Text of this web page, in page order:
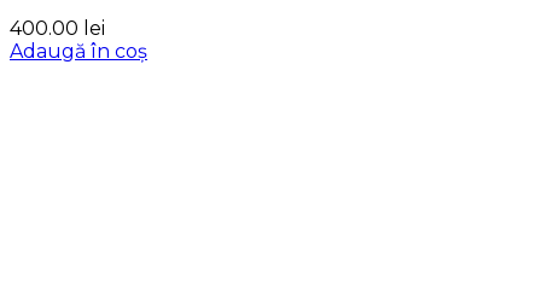
400.00 lei
Adaugă în coș